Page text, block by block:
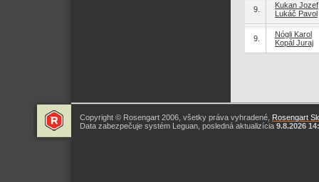
9.
Kukan Jozef
Lukáč Pavol
9.
Nógli Karol
Kopál Juraj
Copyright © Rosengart 2006, všetky práva vyhradené, Rosengart
Data zabezpečuje systém Leguan, posledná aktualizícia 9.8.2026